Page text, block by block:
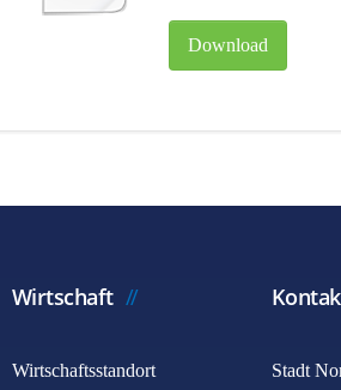
Download
Wirtschaft
Wirtschaftsstandort Stadt